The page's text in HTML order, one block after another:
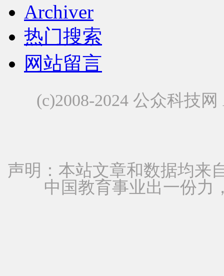
Archiver
热门搜索
网站留言
(c)2008-2024 公众科技
声明：本站文章和数据均来
中国教育事业出一份力